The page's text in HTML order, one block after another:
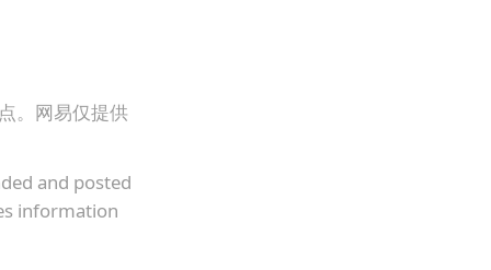
。网易仅提供
and posted
information